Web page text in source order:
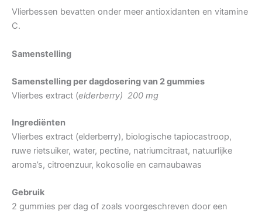
Vlierbessen bevatten onder meer antioxidanten en vitamine
C.
Samenstelling
Samenstelling per dagdosering van 2 gummies
Vlierbes extract (elderberry) 200 mg
Ingrediënten
Vlierbes extract (elderberry), biologische tapiocastroop,
ruwe rietsuiker, water, pectine, natriumcitraat, natuurlijke
aroma’s, citroenzuur, kokosolie en carnaubawas
Gebruik
2 gummies per dag of zoals voorgeschreven door een